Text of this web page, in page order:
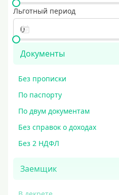
Льготный период
Документы
Без прописки
По паспорту
По двум документам
Без справок о доходах
Без 2 НДФЛ
Заемщик